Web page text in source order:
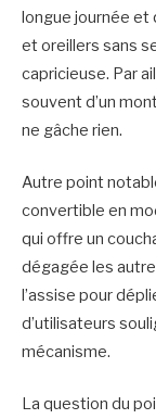
longue journée et
et oreillers sans
capricieuse. Par
souvent d’un
ne gâche rien.
Autre point
convertible en
qui offre un
dégagée les
l’assise pour
d’utilisateurs
mécanisme.
La question du